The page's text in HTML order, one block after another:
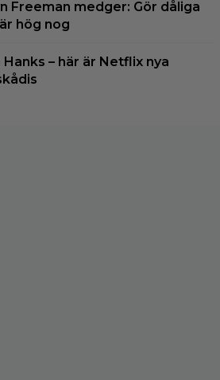
Freeman medger: Gör dåliga
hög nog
Hanks – här är Netflix nya